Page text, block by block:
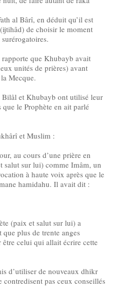
al Bârî, en déduit qu’il est
de choisir le moment
que Khubayb avait
unités de prières) avant
Mecque.
Bilâl et Khubayb ont utilisé leur
le Prophète en ait parlé
et Muslim :
au cours d’une prière en
salut sur lui) comme Imâm, un
à haute voix après que le
hamidahu. Il avait dit :
(paix et salut sur lui) a
plus de trente anges
être celui qui allait écrire cette
d’utiliser de nouveaux dhikr
contredisent pas ceux conseillés